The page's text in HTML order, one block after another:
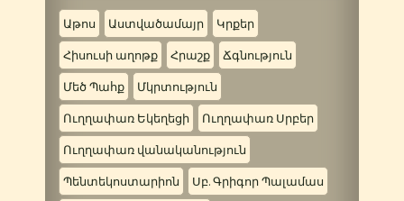
Աթոս Աստվածամայր Կրքեր
Հիսուսի աղոթք Հրաշք Ճգնություն
Մեծ Պահք Մկրտություն
Ուղղափառ Եկեղեցի Ուղղափառ Սրբեր
Ուղղափառ վանականություն
Պենտեկոստարիոն Սբ. Գրիգոր Պալամաս